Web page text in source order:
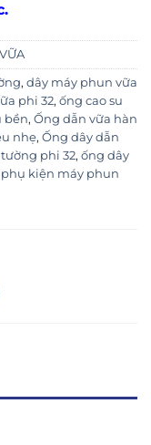
, dây máy phun vữa
phi 32, ống cao su
bền, Ống dẫn vữa hàn
nhẹ, Ống dây dẫn
phi 32, ống dây
phụ kiện máy phun